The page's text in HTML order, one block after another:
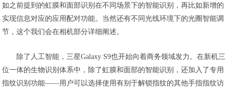
如之前提到的虹膜和面部识别在不同场景下的智能识别，再比如新增的
实现信息对应的应用配对功能。当然还有不同光线环境下的光圈智能调
节，这个我们会在相机部分详细阐述。
除了人工智能，三星Galaxy S9也开始向着商务领域发力。在新机三
位一体的生物识别体系中，除了虹膜和面部的智能识别，还加入了专用
指纹识别功能——用户可以选择使用有别于解锁指纹的其他手指指纹访